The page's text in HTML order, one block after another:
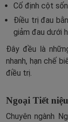
Cố định cột
Điều trị đau
giảm đau dưới
Đây đều là
nhanh, hạn chế
điều trị.
Ngoại Tiết niệu
Chuyên ngành